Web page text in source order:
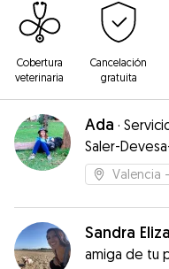
Cobertura
veterinaria
Cancelación
gratuita
Ada ·
Saler-
Valencia
Sandra
amiga de tu